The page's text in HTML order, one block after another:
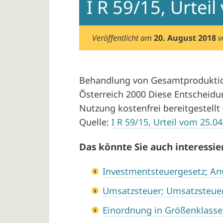
I R 59/15,
Veröffentlicht am20. August 2018
Behandlung von
Õsterreich 2000 Diese
Nutzung kostenfrei bereitgestellt
Quelle:I R 59/15, Urteil vom
Das könnte Sie auch
Investmentsteuergesetz;
Umsatzsteuer;
Einordnung in